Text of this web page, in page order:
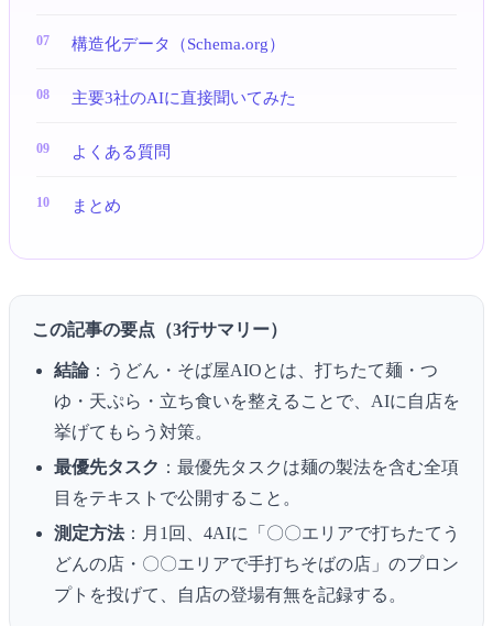
構造化データ（Schema.org）
主要3社のAIに直接聞いてみた
よくある質問
まとめ
この記事の要点（3行サマリー）
結論：うどん・そば屋AIOとは、打ちたて麺・つ
ゆ・天ぷら・立ち食いを整えることで、AIに自店を
挙げてもらう対策。
最優先タスク ：最優先タスクは麺の製法を含む全項
目をテキストで公開すること。
測定方法：月1回、4AIに「〇〇エリアで打ちたてう
どんの店・〇〇エリアで手打ちそばの店」のプロン
プトを投げて、自店の登場有無を記録する。